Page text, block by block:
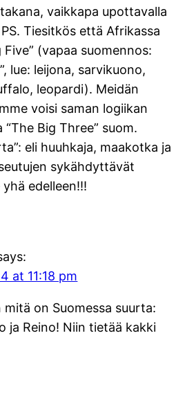
vaikkapa upottavalla
Tiesitkös että Afrikassa
Five” (vapaa suomennos:
lue: leijona, sarvikuono,
leopardi). Meidän
voisi saman logiikan
“The Big Three” suom.
eli huuhkaja, maakotka ja
sykähdyttävät
edelleen!!!
at 11:18 pm
mitä on Suomessa suurta:
ja Reino! Niin tietää kakki